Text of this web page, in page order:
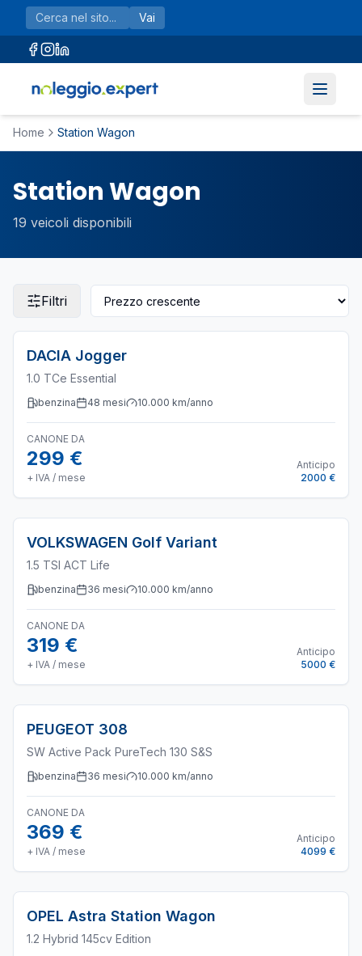
Vai al contenuto principale
Vai
Home Station Wagon
Station Wagon
19 veicoli disponibili
Filtri
DACIA Jogger
1.0 TCe Essential
benzina 48 mesi 10.000 km/anno
CANONE DA
299 €
+ IVA / mese
Anticipo
2000 €
VOLKSWAGEN Golf Variant
1.5 TSI ACT Life
benzina 36 mesi 10.000 km/anno
CANONE DA
319 €
+ IVA / mese
Anticipo
5000 €
PEUGEOT 308
SW Active Pack PureTech 130 S&S
benzina 36 mesi 10.000 km/anno
CANONE DA
369 €
+ IVA / mese
Anticipo
4099 €
OPEL Astra Station Wagon
1.2 Hybrid 145cv Edition